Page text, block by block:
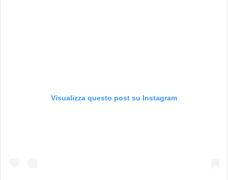
Visualizza questo post su Instagram